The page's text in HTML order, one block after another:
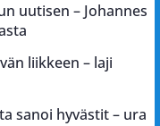
uutisen – Johannes
liikkeen – laji
sanoi hyvästit – ura